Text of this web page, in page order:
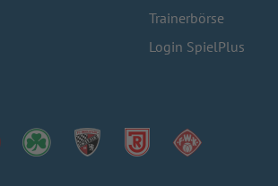
Trainerbörse
Login SpielPlus